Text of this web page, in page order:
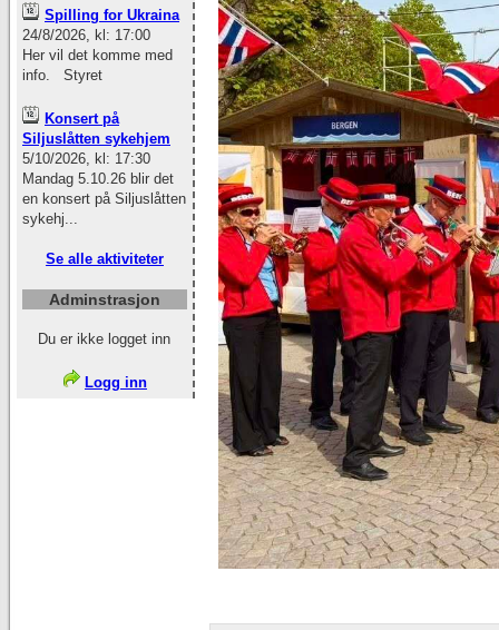
Spilling for Ukraina
24/8/2026, kl: 17:00
Her vil det komme med
info. Styret
Konsert på
Siljuslåtten sykehjem
5/10/2026, kl: 17:30
Mandag 5.10.26 blir det
en konsert på Siljuslåtten
sykehj...
Se alle aktiviteter
Adminstrasjon
Du er ikke logget inn
Logg inn